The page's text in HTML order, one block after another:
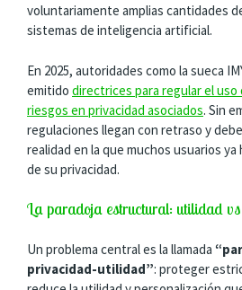
voluntariamente amplias cantidades
sistemas de inteligencia artificial.
En 2025, autoridades como la sueca
emitido directrices para regular el uso
riesgos en privacidad asociados. Sin
regulaciones llegan con retraso y
realidad en la que muchos usuarios
de su privacidad.
La paradoja estructural: utilidad
Un problema central es la llamada
privacidad-utilidad”: proteger